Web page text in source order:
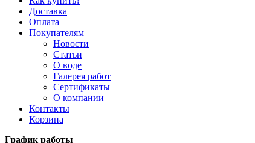
Доставка
Оплата
Покупателям
Новости
Статьи
О воде
Галерея работ
Сертификаты
О компании
Контакты
Корзина
График работы